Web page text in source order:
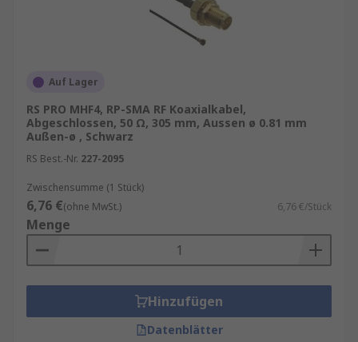
Auf Lager
RS PRO MHF4, RP-SMA RF Koaxialkabel,
Abgeschlossen, 50 Ω, 305 mm, Aussen ø 0.81 mm
Außen-ø , Schwarz
RS Best.-Nr. 227-2095
Zwischensumme (1 Stück)
6,76 €(ohne MwSt.) 6,76 €/Stück
Menge
Hinzufügen
Datenblätter